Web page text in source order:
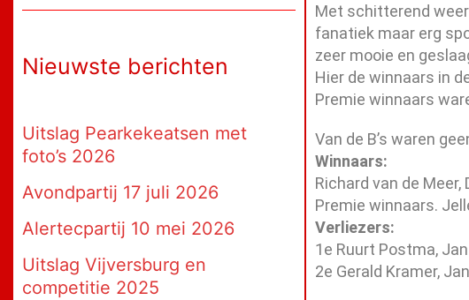
Nieuwste berichten
Uitslag Pearkekeatsen met
foto’s 2026
Avondpartij 17 juli 2026
Alertecpartij 10 mei 2026
Uitslag Vijversburg en
competitie 2025
Met schitterend weer
fanatiek maar erg
zeer mooie en
Hier de winnaars in
Premie winnaars
Van de B’s waren
Winnaars:
Richard van de
Premie winnaars.
Verliezers:
1e Ruurt Postma,
2e Gerald Kramer,